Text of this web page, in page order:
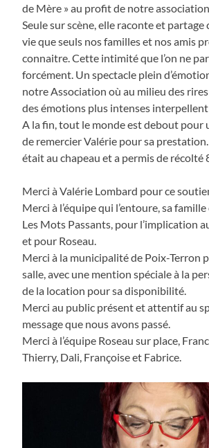
de Mère » au profit de notre association
Seule sur scène, elle raconte et
vie que seuls nos familles et nos amis
connaitre. Cette intimité que l’on ne
forcément. Un spectacle plein
notre Association où au milieu des rires
des émotions plus intenses interpellent
A la fin, tout le monde est debout pour
de remercier Valérie pour sa
était au chapeau et a permis de récolté
Merci à Valérie Lombard pour ce
Merci à l’équipe qui l’entoure, sa
Les Mots Passants, pour l’implication
et pour Roseau.
Merci à la municipalité de Poix-Terron
salle, avec une mention spéciale à la
de la location pour sa disponibilité.
Merci au public présent et attentif au
message que nous avons passé.
Merci à l’équipe Roseau sur place,
Thierry, Dali, Françoise et Fabrice.